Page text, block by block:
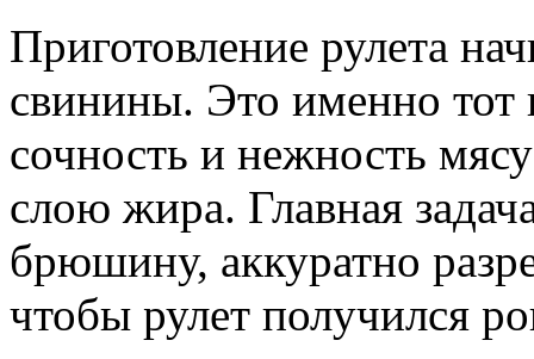
Приготовление рулета
свинины. Это именно тот
сочность и нежность
слою жира. Главная
брюшину, аккуратно
чтобы рулет получился